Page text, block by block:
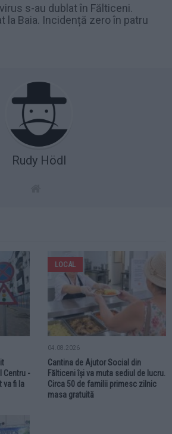
s-au dublat în Fălticeni.
la Baia. Incidență zero în patru
Rudy Hödl
Centru -
va fi la
LOCAL
04.08.2026
Cantina de Ajutor Social din
Fălticeni își va muta sediul de lucru.
Circa 50 de familii primesc zilnic
masa gratuită